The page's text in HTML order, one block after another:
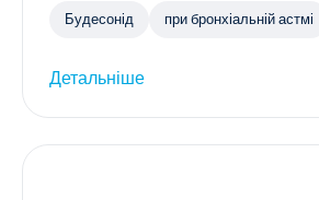
Будесонід при бронхіальній астмі
Детальніше